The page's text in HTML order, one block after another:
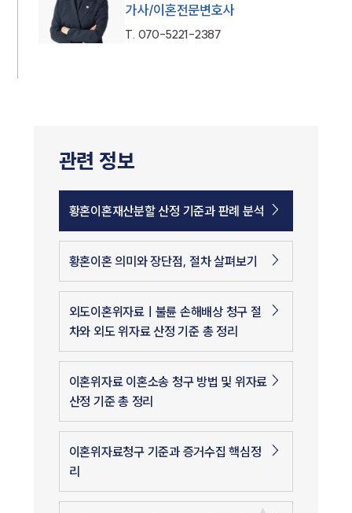
가사/이혼전문변호사
T. 070-5221-2387
관련 정보
황혼이혼재산분할 산정 기준과 판례 분석
황혼이혼 의미와 장단점, 절차 살펴보기
외도이혼위자료ㅣ불륜 손해배상 청구 절
차와 외도 위자료 산정 기준 총 정리
이혼위자료 이혼소송 청구 방법 및 위자료
산정 기준 총 정리
이혼위자료청구 기준과 증거수집 핵심정
리